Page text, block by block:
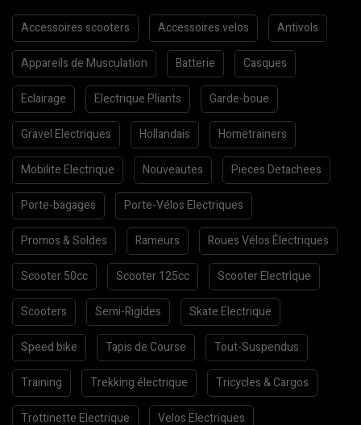
Accessoires scooters Accessoires velos Antivols
Appareils de Musculation Batterie Casques
Eclairage Electrique Pliants Garde-boue
Gravel Electriques Hollandais Hometrainers
Mobilite Electrique Nouveautes Pieces Detachees
Porte-bagages Porte-Vélos Electriques
Promos & Soldes Rameurs Roues Vélos Électriques
Scooter 50cc Scooter 125cc Scooter Electrique
Scooters Semi-Rigides Skate Electrique
Speed bike Tapis de Course Tout-Suspendus
Training Trekking électrique Tricycles & Cargos
Trottinette Electrique Velos Electriques